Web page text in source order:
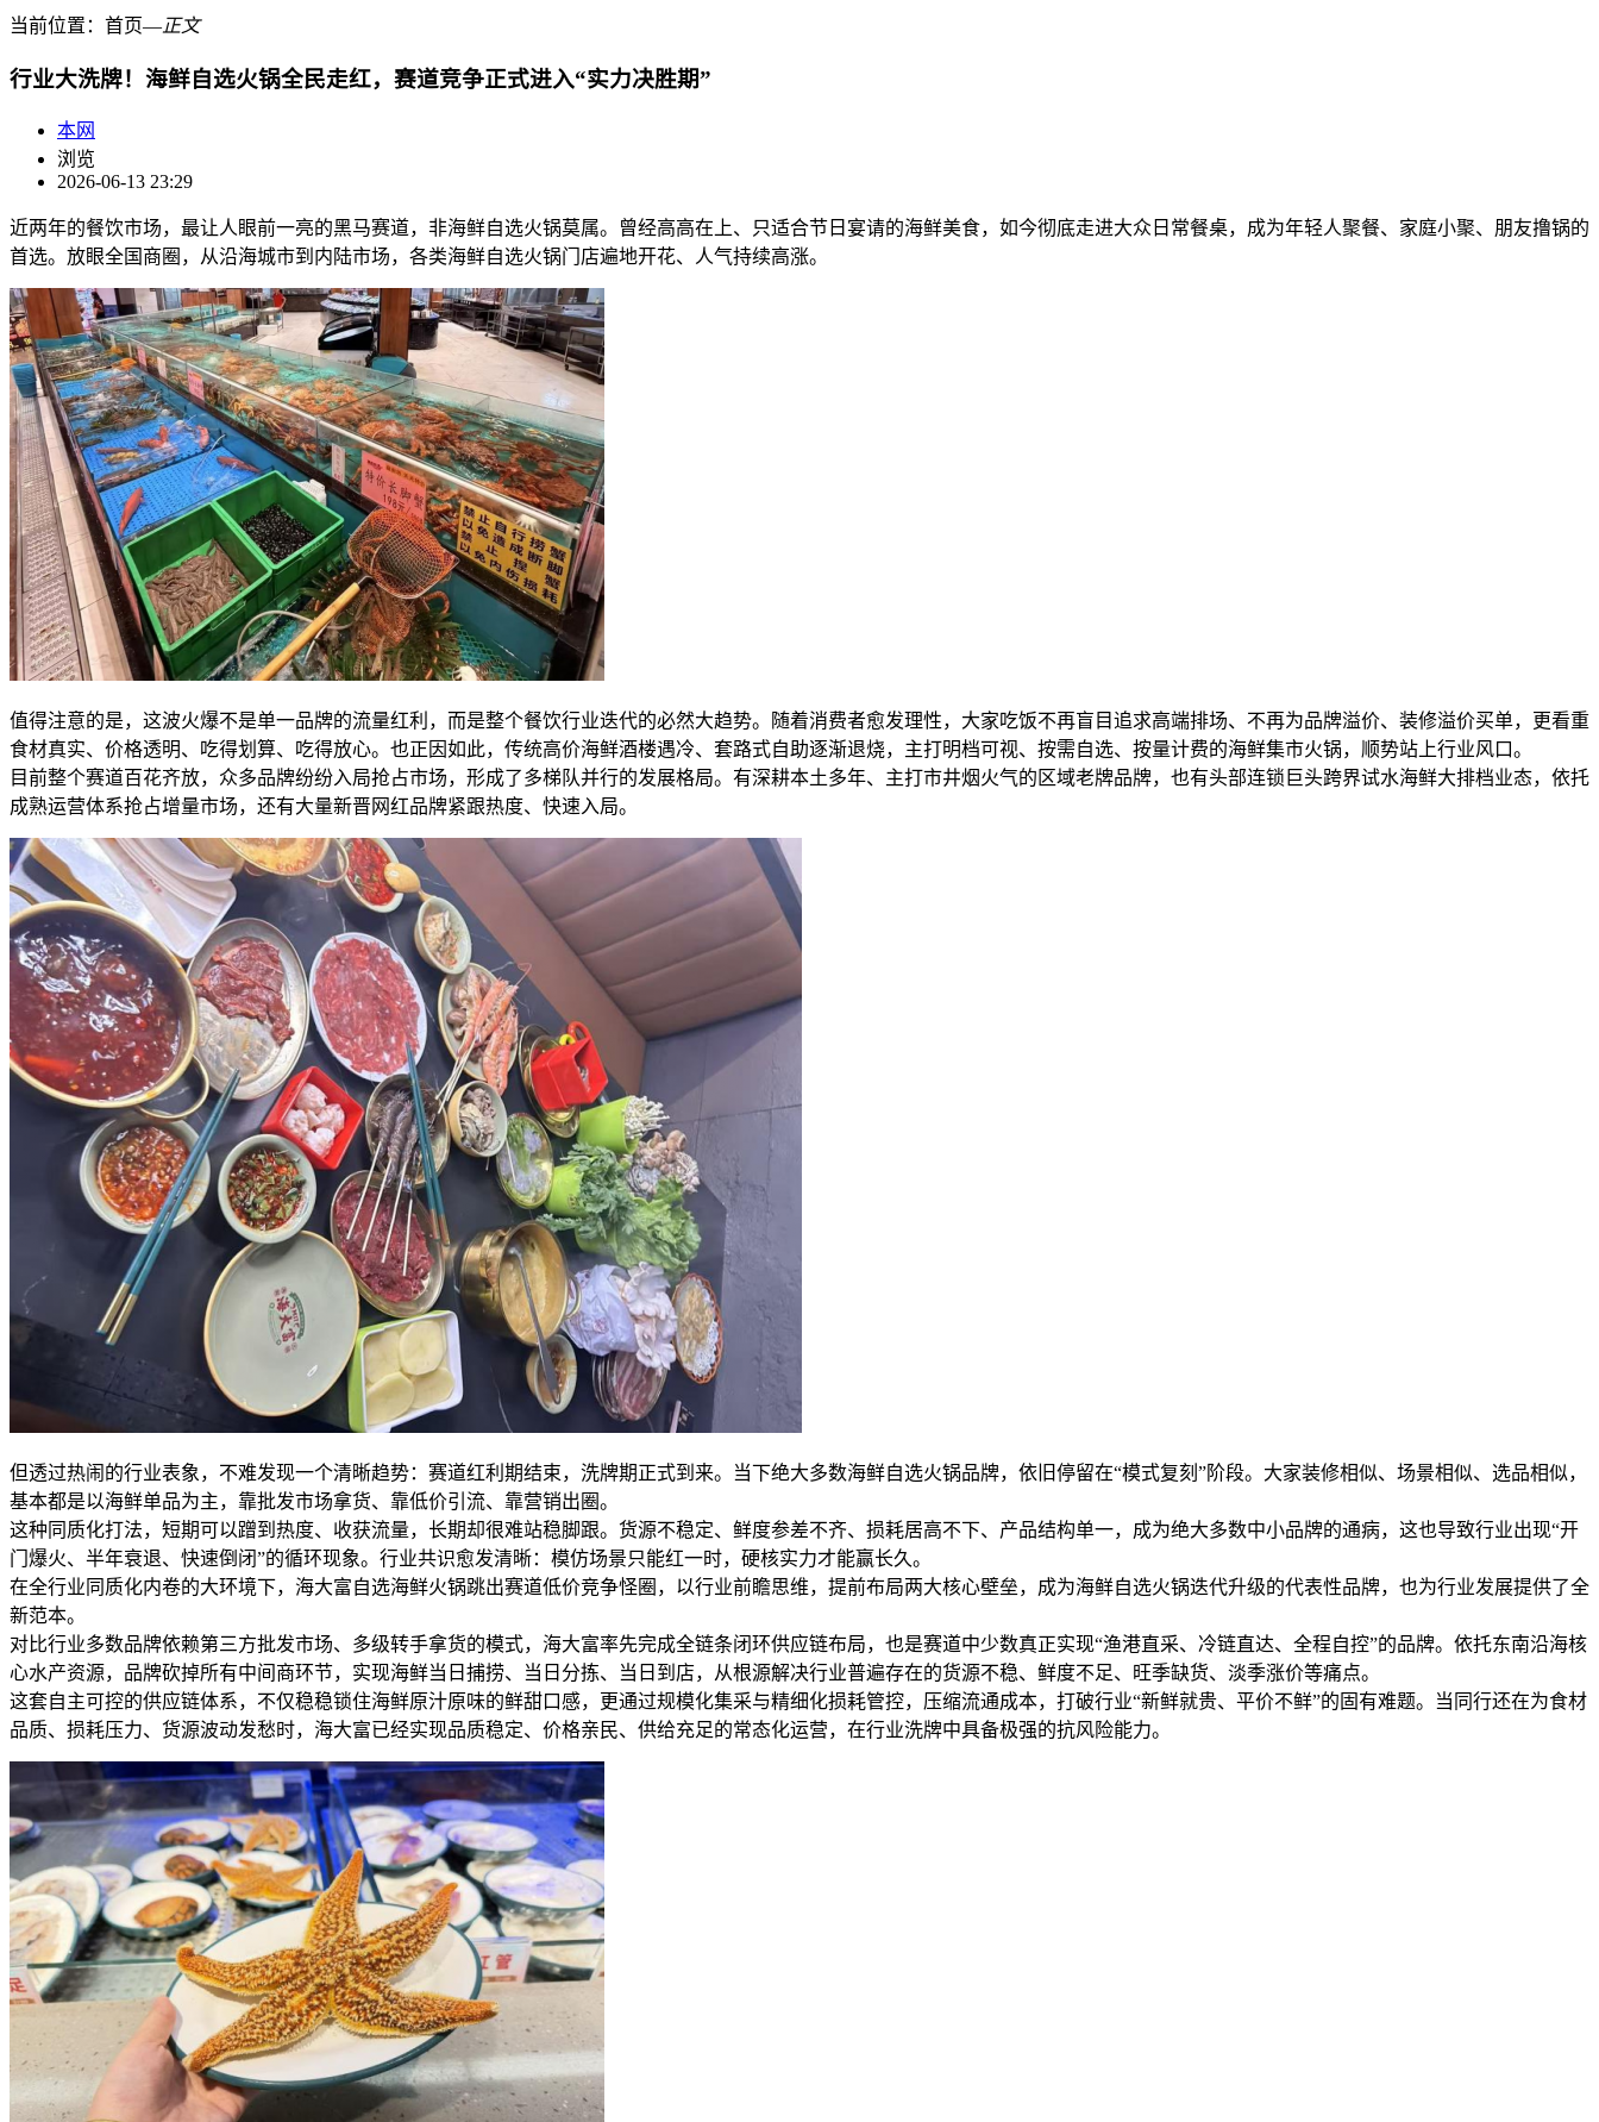
当前位置： 首页―正文
行业大洗牌！海鲜自选火锅全民走红，赛道竞争正式进入“实力决胜期”
本网
浏览
2026-06-13 23:29
近两年的餐饮市场，最让人眼前一亮的黑马赛道，非海鲜自选火锅莫属。曾经高高在上、只适合节日宴请的海鲜美食，如今彻底走进大众日常餐桌，成为年轻人聚餐、家庭小聚、朋友撸锅的
首选。放眼全国商圈，从沿海城市到内陆市场，各类海鲜自选火锅门店遍地开花、人气持续高涨。
值得注意的是，这波火爆不是单一品牌的流量红利，而是整个餐饮行业迭代的必然大趋势。随着消费者愈发理性，大家吃饭不再盲目追求高端排场、不再为品牌溢价、装修溢价买单，更看重
食材真实、价格透明、吃得划算、吃得放心。也正因如此，传统高价海鲜酒楼遇冷、套路式自助逐渐退烧，主打明档可视、按需自选、按量计费的海鲜集市火锅，顺势站上行业风口。
目前整个赛道百花齐放，众多品牌纷纷入局抢占市场，形成了多梯队并行的发展格局。有深耕本土多年、主打市井烟火气的区域老牌品牌，也有头部连锁巨头跨界试水海鲜大排档业态，依托
成熟运营体系抢占增量市场，还有大量新晋网红品牌紧跟热度、快速入局。
但透过热闹的行业表象，不难发现一个清晰趋势：赛道红利期结束，洗牌期正式到来。当下绝大多数海鲜自选火锅品牌，依旧停留在“模式复刻”阶段。大家装修相似、场景相似、选品相似，
基本都是以海鲜单品为主，靠批发市场拿货、靠低价引流、靠营销出圈。
这种同质化打法，短期可以蹭到热度、收获流量，长期却很难站稳脚跟。货源不稳定、鲜度参差不齐、损耗居高不下、产品结构单一，成为绝大多数中小品牌的通病，这也导致行业出现“开
门爆火、半年衰退、快速倒闭”的循环现象。行业共识愈发清晰：模仿场景只能红一时，硬核实力才能赢长久。
在全行业同质化内卷的大环境下，海大富自选海鲜火锅跳出赛道低价竞争怪圈，以行业前瞻思维，提前布局两大核心壁垒，成为海鲜自选火锅迭代升级的代表性品牌，也为行业发展提供了全
新范本。
对比行业多数品牌依赖第三方批发市场、多级转手拿货的模式，海大富率先完成全链条闭环供应链布局，也是赛道中少数真正实现“渔港直采、冷链直达、全程自控”的品牌。依托东南沿海核
心水产资源，品牌砍掉所有中间商环节，实现海鲜当日捕捞、当日分拣、当日到店，从根源解决行业普遍存在的货源不稳、鲜度不足、旺季缺货、淡季涨价等痛点。
这套自主可控的供应链体系，不仅稳稳锁住海鲜原汁原味的鲜甜口感，更通过规模化集采与精细化损耗管控，压缩流通成本，打破行业“新鲜就贵、平价不鲜”的固有难题。当同行还在为食材
品质、损耗压力、货源波动发愁时，海大富已经实现品质稳定、价格亲民、供给充足的常态化运营，在行业洗牌中具备极强的抗风险能力。